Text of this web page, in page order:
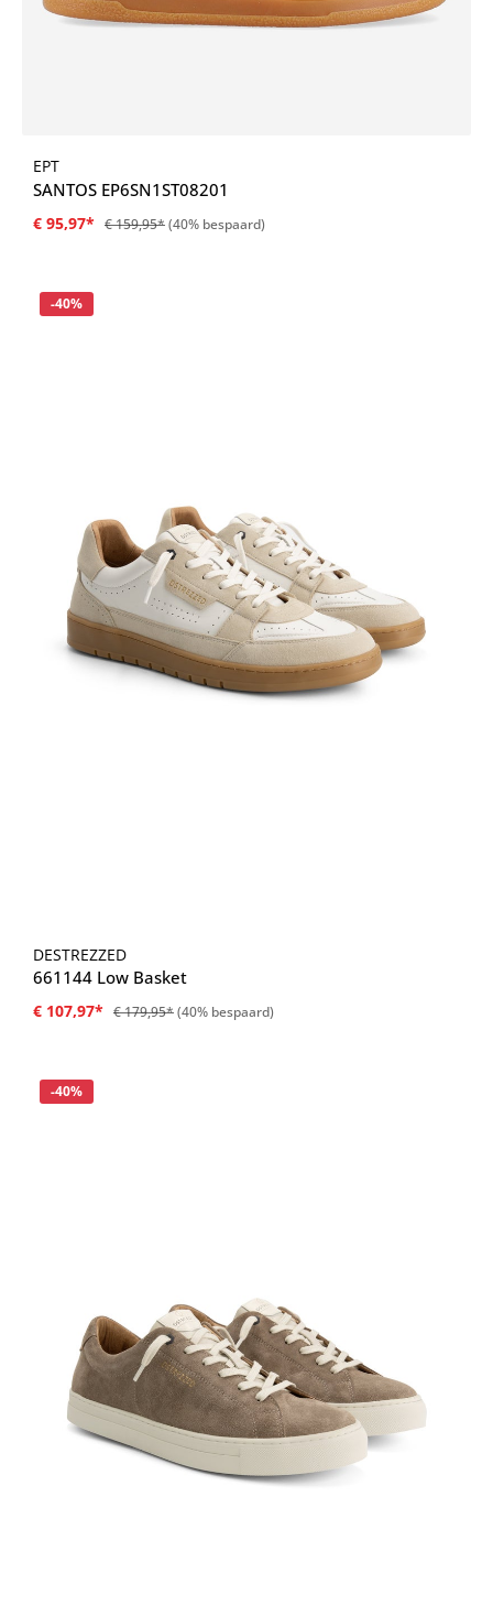
EPT
SANTOS EP6SN1ST08201
€ 95,97* € 159,95*(40% bespaard)
Korting
-40%
DESTREZZED
661144 Low Basket
€ 107,97* € 179,95*(40% bespaard)
Korting
-40%